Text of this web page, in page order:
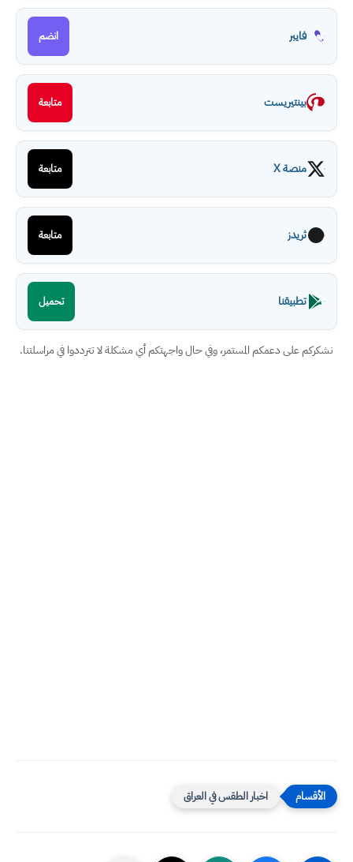
فايبر انضم
بينتيريست متابعة
منصة X متابعة
ثريدز متابعة
تطبيقنا تحميل
نشكركم على دعمكم المستمر، وفي حال واجهتكم أي مشكلة لا تترددوا في مراسلتنا.
اخبار الطقس في العراق